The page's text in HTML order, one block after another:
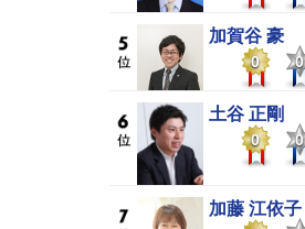
加賀谷 豪
0 0
土谷 正剛
0 0
加藤 江依子